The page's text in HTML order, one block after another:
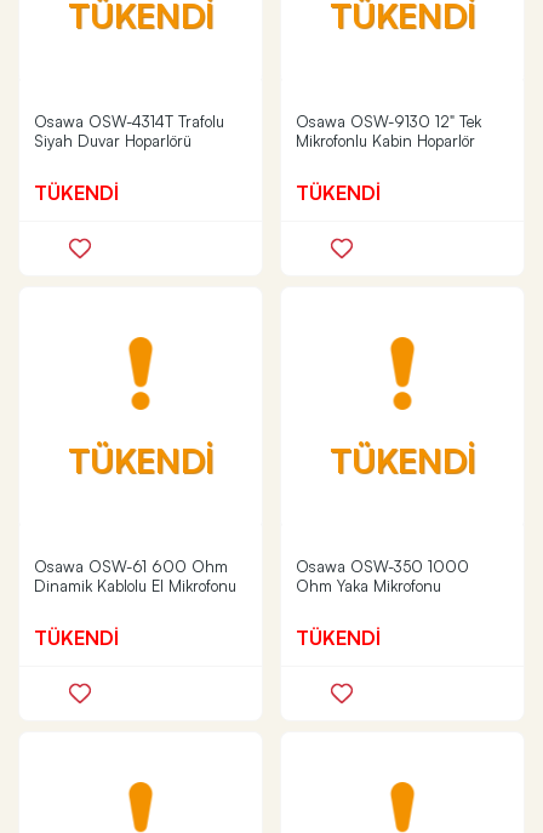
TÜKENDİ
Osawa OSW-4314T Trafolu
Siyah Duvar Hoparlörü
TÜKENDİ
TÜKENDİ
Osawa OSW-9130 12" Tek
Mikrofonlu Kabin Hoparlör
TÜKENDİ
TÜKENDİ
Osawa OSW-61 600 Ohm
Dinamik Kablolu El Mikrofonu
TÜKENDİ
TÜKENDİ
Osawa OSW-350 1000
Ohm Yaka Mikrofonu
TÜKENDİ